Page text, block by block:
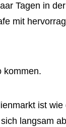
Tagen in
mit
kommen.
ist wie
langsam